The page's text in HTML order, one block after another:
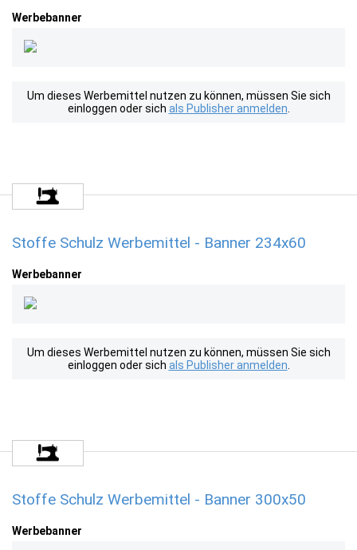
Werbebanner
Um dieses Werbemittel nutzen zu können, müssen Sie sich
einloggen oder sich als Publisher anmelden
Stoffe Schulz Werbemittel - Banner 234x60
Werbebanner
Um dieses Werbemittel nutzen zu können, müssen Sie sich
einloggen oder sich als Publisher anmelden
Stoffe Schulz Werbemittel - Banner 300x50
Werbebanner